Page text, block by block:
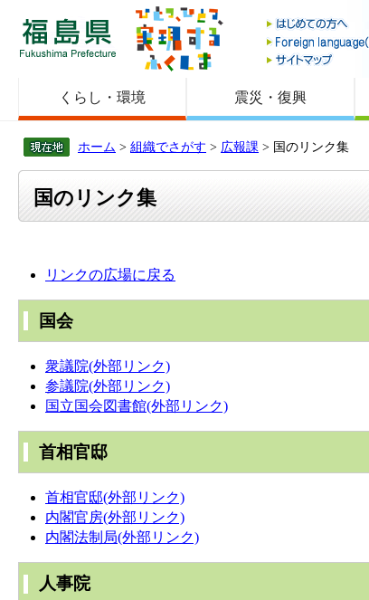
福島県
くらし・環境 震災・復興
ホーム > 組織でさがす > 広報課 > 国のリンク集
国のリンク集
リンクの広場に戻る
国会
衆議院(外部リンク)
参議院(外部リンク)
国立国会図書館(外部リンク)
首相官邸
首相官邸(外部リンク)
内閣官房(外部リンク)
内閣法制局(外部リンク)
人事院